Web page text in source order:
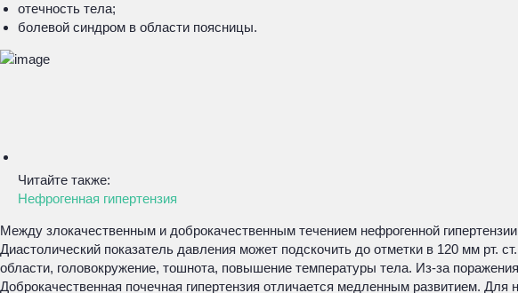
отечность тела;
болевой синдром в области поясницы.
Читайте также:
Нефрогенная гипертензия
Между злокачественным и доброкачественным течением нефрогенной
Диастолический показатель давления может подскочить до отметки в 120 мм рт.
области, головокружение, тошнота, повышение температуры тела. Из-за
Доброкачественная почечная гипертензия отличается медленным развитием.